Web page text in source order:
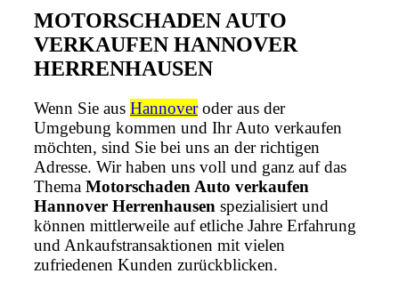
MOTORSCHADEN AUTO
VERKAUFEN HANNOVER
HERRENHAUSEN
Wenn Sie aus Hannoveroder aus der
Umgebung kommen und Ihr Auto verkaufen
möchten, sind Sie bei uns an der richtigen
Adresse. Wir haben uns voll und ganz auf das
Thema Motorschaden Auto verkaufen
Hannover Herrenhausen spezialisiert und
können mittlerweile auf etliche Jahre Erfahrung
und Ankaufstransaktionen mit vielen
zufriedenen Kunden zurückblicken.